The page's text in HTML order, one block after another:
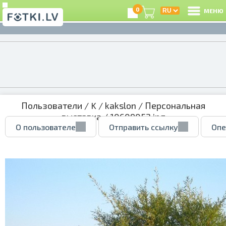
0 МЕНЮ
Пользователи / K / kakslon / Персональная
выставка/ 10609052.jpg
О пользователе Отправить ссылку